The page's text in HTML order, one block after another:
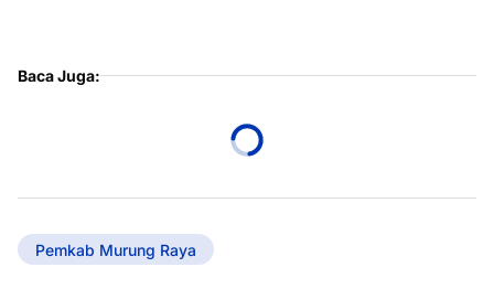
Baca Juga:
Pemkab Murung Raya